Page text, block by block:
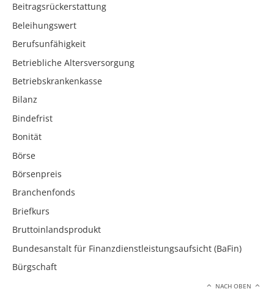
Beitragsrückerstattung
Beleihungswert
Berufsunfähigkeit
Betriebliche Altersversorgung
Betriebskrankenkasse
Bilanz
Bindefrist
Bonität
Börse
Börsenpreis
Branchenfonds
Briefkurs
Bruttoinlandsprodukt
Bundesanstalt für Finanzdienstleistungsaufsicht (BaFin)
Bürgschaft
NACH OBEN